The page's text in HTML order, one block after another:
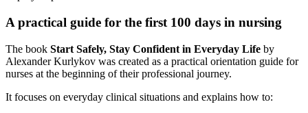
A practical guide for the first 100 days in nursing
The book Start Safely, Stay Confident in Everyday Life by
Alexander Kurlykov was created as a practical orientation guide for
nurses at the beginning of their professional journey.
It focuses on everyday clinical situations and explains how to: